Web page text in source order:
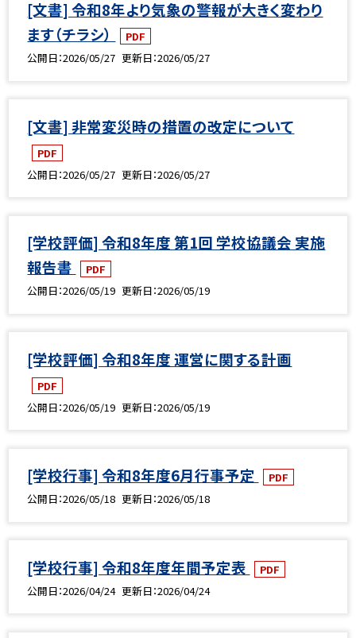
[文書] 令和8年より気象の警報が大きく変わり
ます（チラシ）
PDF
公開日 2026/05/27 更新日 2026/05/27
[文書] 非常変災時の措置の改定について
PDF
公開日 2026/05/27 更新日 2026/05/27
[学校評価] 令和8年度 第1回 学校協議会 実施
報告書
PDF
公開日 2026/05/19 更新日 2026/05/19
[学校評価] 令和8年度 運営に関する計画
PDF
公開日 2026/05/19 更新日 2026/05/19
[学校行事] 令和8年度6月行事予定
PDF
公開日 2026/05/18 更新日 2026/05/18
[学校行事] 令和8年度年間予定表
PDF
公開日 2026/04/24 更新日 2026/04/24